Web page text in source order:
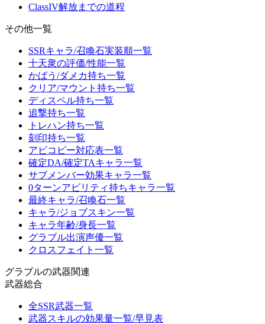
ClassIV解放までの道程
その他一覧
SSRキャラ/召喚石実装順一覧
十天衆の評価/性能一覧
かばう/ダメカ持ち一覧
クリア/マウント持ち一覧
ディスペル持ち一覧
追撃持ち一覧
トレハン持ち一覧
刻印持ち一覧
アビコピー対応表一覧
確定DA/確定TAキャラ一覧
サブメンバー効果キャラ一覧
0ターンアビリティ持ちキャラ一覧
最終キャラ/召喚石一覧
キャラ/ジョブスキン一覧
キャラ年齢/身長一覧
グラブル出演声優一覧
クロスフェイト一覧
グラブルの武器関連
武器総合
全SSR武器一覧
武器スキルの効果量一覧/早見表